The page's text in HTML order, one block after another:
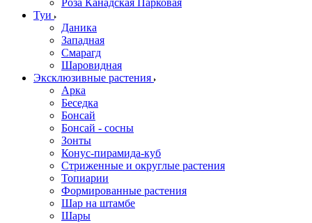
Роза Канадская Парковая
Туи
Даника
Западная
Смарагд
Шаровидная
Эксклюзивные растения
Арка
Беседка
Бонсай
Бонсай - сосны
Зонты
Конус-пирамида-куб
Стриженные и округлые растения
Топиарии
Формированные растения
Шар на штамбе
Шары